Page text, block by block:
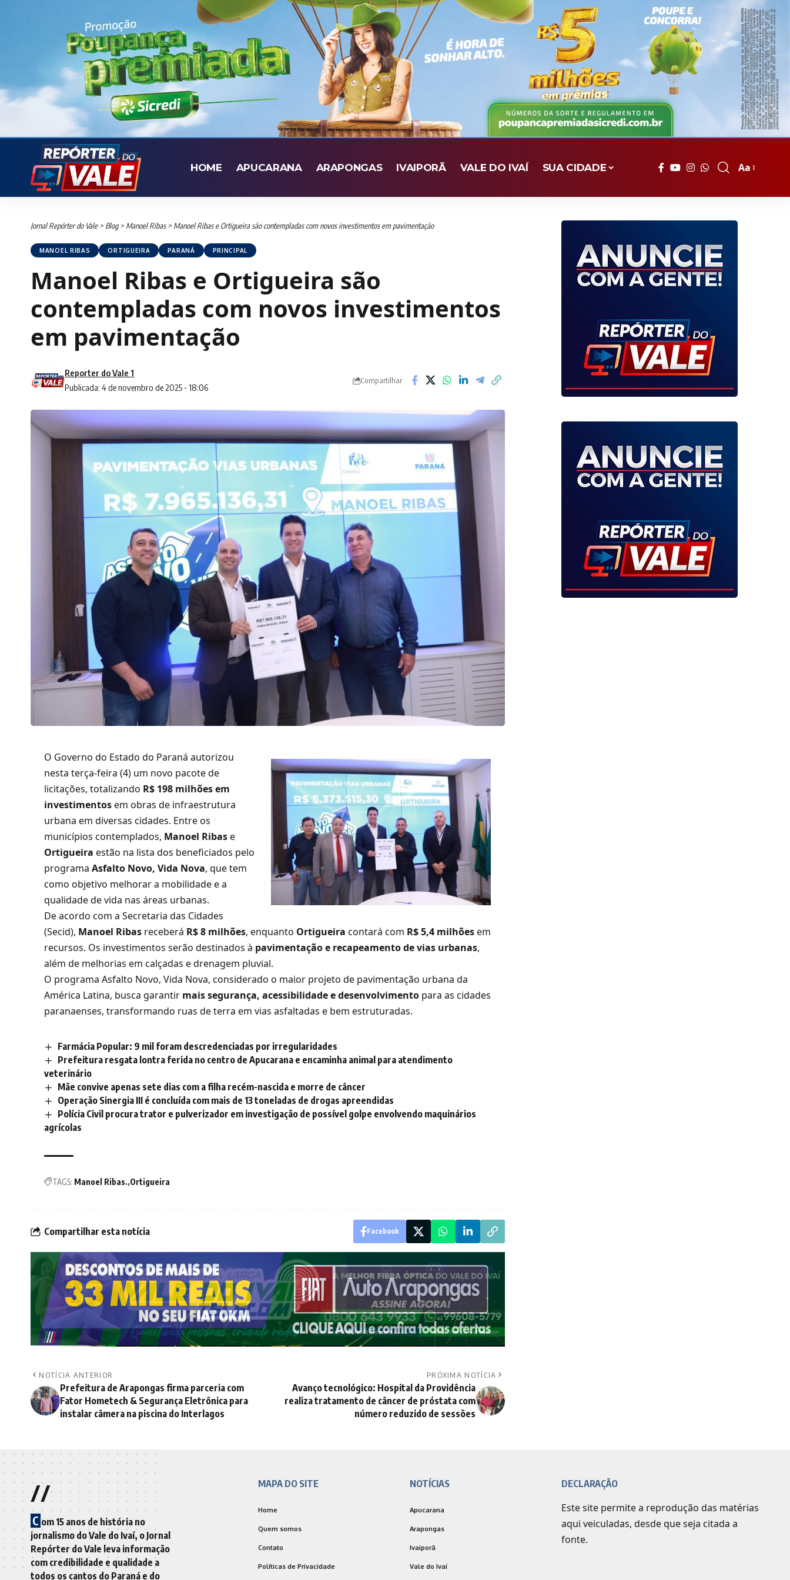
HOME APUCARANA ARAPONGAS IVAIPORÃ VALE DO IVAÍ SUA CIDADE
Font
Aa
Jornal Repórter do Vale> Blog> Manoel Ribas> Manoel Ribas e Ortigueira são contempladas com novos investimentos em pavimentação
MANOEL RIBAS ORTIGUEIRA PARANÁ PRINCIPAL
Manoel Ribas e Ortigueira são
contempladas com novos investimentos
em pavimentação
Publicada: 4 de novembro de 2025 - 18:06
Reporter do Vale 1
Compartilhar
O Governo do Estado do Paraná autorizou
nesta terça-feira (4) um novo pacote de
licitações, totalizando R$ 198 milhões em
investimentosem obras de infraestrutura
urbana em diversas cidades. Entre os
municípios contemplados, Manoel Ribase
Ortigueira estão na lista dos beneficiados pelo
programaAsfalto Novo, Vida Nova, que tem
como objetivo melhorar a mobilidade e a
qualidade de vida nas áreas urbanas.
De acordo com a Secretaria das Cidades
(Secid), Manoel Ribas receberá R$ 8 milhões, enquanto Ortigueira contará com R$ 5,4 milhõesem
recursos. Os investimentos serão destinados à pavimentação e recapeamento de vias urbanas,
além de melhorias em calçadas e drenagem pluvial.
O programa Asfalto Novo, Vida Nova, considerado o maior projeto de pavimentação urbana da
América Latina, busca garantir mais segurança, acessibilidade e desenvolvimento para as cidades
paranaenses, transformando ruas de terra em vias asfaltadas e bem estruturadas.
Farmácia Popular: 9 mil foram descredenciadas por irregularidades
Prefeitura resgata lontra ferida no centro de Apucarana e encaminha animal para atendimento
veterinário
Mãe convive apenas sete dias com a filha recém-nascida e morre de câncer
Operação Sinergia III é concluída com mais de 13 toneladas de drogas apreendidas
Polícia Civil procura trator e pulverizador em investigação de possível golpe envolvendo maquinários
agrícolas
TAGS: Manoel Ribas. Ortigueira
Compartilhar esta notícia Facebook
NOTÍCIA ANTERIOR
Prefeitura de Arapongas firma parceria com
Fator Hometech & Segurança Eletrônica para
instalar câmera na piscina do Interlagos
PRÓXIMA NOTÍCIA
Avanço tecnológico: Hospital da Providência
realiza tratamento de câncer de próstata com
número reduzido de sessões
//
C om 15 anos de história no
jornalismo do Vale do Ivaí, o Jornal
Repórter do Vale leva informação
com credibilidade e qualidade a
todos os cantos do Paraná e do
MAPA DO SITE
Home
Quem somos
Contato
Políticas de Privacidade
NOTÍCIAS
Apucarana
Arapongas
Ivaiporã
Vale do Ivaí
DECLARAÇÃO
Este site permite a reprodução das matérias
aqui veiculadas, desde que seja citada a
fonte.